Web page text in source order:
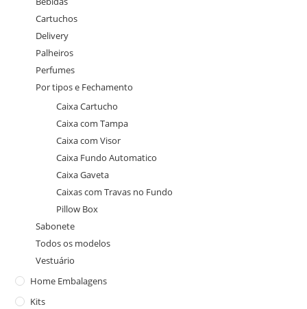
Cartuchos
Delivery
Palheiros
Perfumes
Por tipos e Fechamento
Caixa Cartucho
Caixa com Tampa
Caixa com Visor
Caixa Fundo Automatico
Caixa Gaveta
Caixas com Travas no Fundo
Pillow Box
Sabonete
Todos os modelos
Vestuário
Home Embalagens
Kits